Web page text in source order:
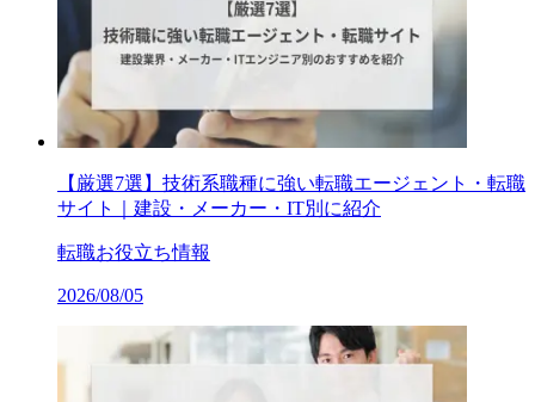
【厳選7選】技術系職種に強い転職エージェント・転職
サイト｜建設・メーカー・IT別に紹介
転職お役立ち情報
2026/08/05